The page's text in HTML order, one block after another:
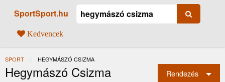
SportSport.hu
Kedvencek
SPORT JELENLEGI:
HEGYMÁSZÓ CSIZMA
Hegymászó Csizma Rendezés